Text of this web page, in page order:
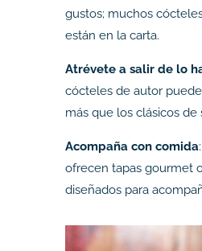
gustos; muchos
están en la carta.
Atrévete a salir de lo
cócteles de autor
más que los clásicos de
Acompaña con comida
ofrecen tapas gourmet
diseñados para